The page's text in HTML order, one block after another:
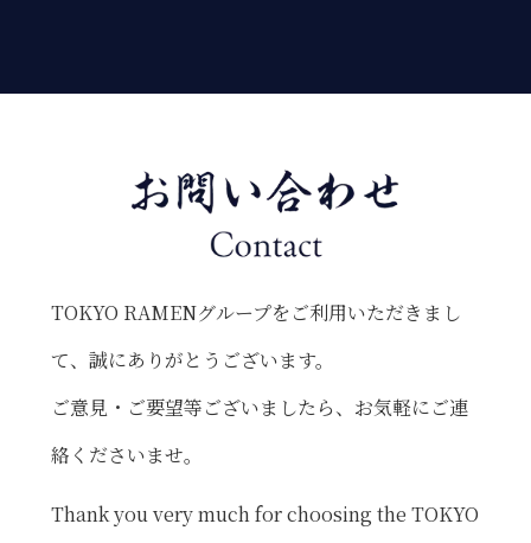
TOKYO RAMENグループをご利用いただきまし
て、誠にありがとうございます。
ご意見・ご要望等ございましたら、お気軽にご連
絡くださいませ。
Thank you very much for choosing the TOKYO